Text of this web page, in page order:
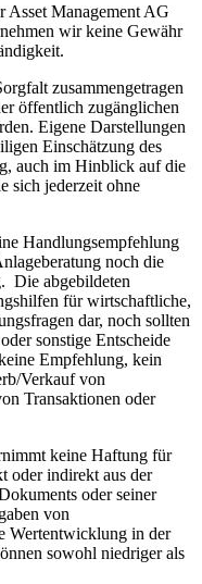
Asset Management AG
wir keine Gewähr
zusammengetragen
öffentlich zugänglichen
Eigene Darstellungen
Einschätzung des
auch im Hinblick auf die
sich jederzeit ohne
Handlungsempfehlung
noch die
Die abgebildeten
für wirtschaftliche,
dar, noch sollten
sonstige Entscheide
Empfehlung, kein
Verkauf von
Transaktionen oder
keine Haftung für
oder indirekt aus der
oder seiner
von
Wertentwicklung in der
sowohl niedriger als